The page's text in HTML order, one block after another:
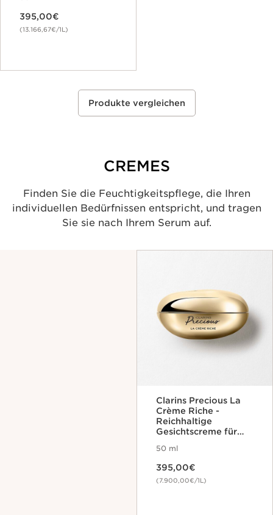
(13.166,67€/1L)
Produkte vergleichen
individuellen Bedürfnissen entspricht, und tragen
Sie sie nach Ihrem Serum auf.
Crème Riche -
Reichhaltige
Gesichtscreme für
neue Vitalität
50 ml
Aktueller Preis 395,00€
395,00€
(7.900,00€/1L)